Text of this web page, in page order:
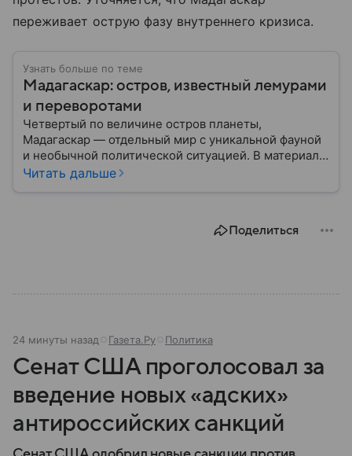
переживает острую фазу внутреннего кризиса.
Узнать больше по теме
Мадагаскар: остров, известный лемурами
и переворотами
Четвертый по величине остров планеты,
Мадагаскар — отдельный мир с уникальной фауной
и необычной политической ситуацией. В материале
рассказываем, что это за страна, где она на карте,
Читать дальше
Поделиться
24 минуты назад Газета.Ру Политика
Сенат США проголосовал за
введение новых «адских»
антироссийских санкций